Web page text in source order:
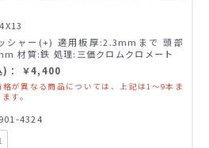
シャー(+) 適用板厚:2.3mmまで 頭部
材質:鉄 処理:三価クロムクロメート
)： ￥4,400
が異なる商品については、上記は1～9本ま
す。
4324